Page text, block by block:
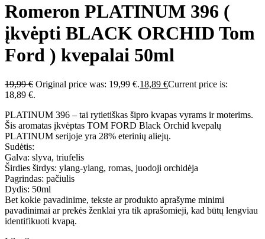
Romeron PLATINUM 396 (
įkvėpti BLACK ORCHID Tom
Ford ) kvepalai 50ml
19,99€ Original price was: 19,99 €.18,89 €Current price is:
18,89 €.
PLATINUM 396 – tai rytietiškas šipro kvapas vyrams ir moterims.
Šis aromatas įkvėptas TOM FORD Black Orchid kvepalų
PLATINUM serijoje yra 28% eterinių aliejų.
Sudėtis:
Galva: slyva, triufelis
Širdies širdys: ylang-ylang, romas, juodoji orchidėja
Pagrindas: pačiulis
Dydis: 50ml
Bet kokie pavadinime, tekste ar produkto aprašyme minimi
pavadinimai ar prekės ženklai yra tik aprašomieji, kad būtų lengviau
identifikuoti kvapą.